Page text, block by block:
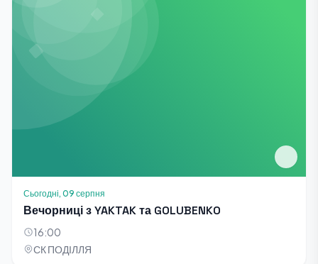
Сьогодні, 09 серпня
Вечорниці з YAKTAK та GOLUBENKO
16:00
СК ПОДІЛЛЯ